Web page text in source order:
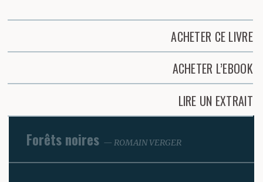
ACHETER CE LIVRE
ACHETER L’EBOOK
LIRE UN EXTRAIT
Forêts noires ROMAIN VERGER